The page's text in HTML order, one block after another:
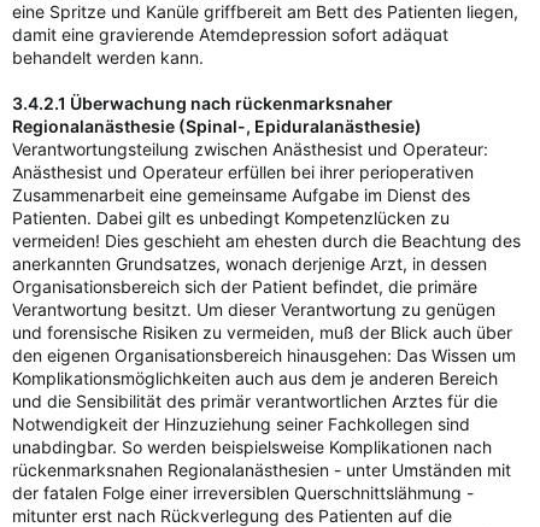
eine Spritze und Kanüle griffbereit am Bett des Patienten liegen,
damit eine gravierende Atemdepression sofort adäquat
behandelt werden kann.
3.4.2.1 Überwachung nach rückenmarksnaher
Regionalanästhesie (Spinal-, Epiduralanästhesie)
Verantwortungsteilung zwischen Anästhesist und Operateur:
Anästhesist und Operateur erfüllen bei ihrer perioperativen
Zusammenarbeit eine gemeinsame Aufgabe im Dienst des
Patienten. Dabei gilt es unbedingt Kompetenzlücken zu
vermeiden! Dies geschieht am ehesten durch die Beachtung des
anerkannten Grundsatzes, wonach derjenige Arzt, in dessen
Organisationsbereich sich der Patient befindet, die primäre
Verantwortung besitzt. Um dieser Verantwortung zu genügen
und forensische Risiken zu vermeiden, muß der Blick auch über
den eigenen Organisationsbereich hinausgehen: Das Wissen um
Komplikationsmöglichkeiten auch aus dem je anderen Bereich
und die Sensibilität des primär verantwortlichen Arztes für die
Notwendigkeit der Hinzuziehung seiner Fachkollegen sind
unabdingbar. So werden beispielsweise Komplikationen nach
rückenmarksnahen Regionalanästhesien - unter Umständen mit
der fatalen Folge einer irreversiblen Querschnittslähmung -
mitunter erst nach Rückverlegung des Patienten auf die